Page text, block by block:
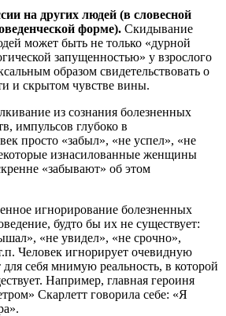
на других людей (в словесной
форме). Скидывание
может быть не только «дурной
запущенностью» у взрослого
образом свидетельствовать о
и скрытом чувстве вины.
из сознания болезненных
импульсов глубоко в
просто «забыл», «не успел», «не
изнасилованные женщины
«забывают» об этом
игнорирование болезненных
будто бы их не существует:
«не увидел», «не срочно»,
Человек игнорирует очевидную
для себя мнимую реальность, в которой
Например, главная героиня
Скарлетт говорила себе: «Я